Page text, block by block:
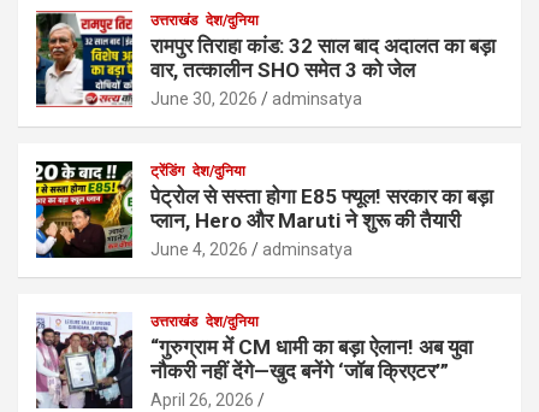
उत्तराखंड देश/दुनिया
रामपुर तिराहा कांड: 32 साल बाद अदालत का बड़ा
वार, तत्कालीन SHO समेत 3 को जेल
June 30, 2026 adminsatya
ट्रेंडिंग देश/दुनिया
पेट्रोल से सस्ता होगा E85 फ्यूल! सरकार का बड़ा
प्लान, Hero और Maruti ने शुरू की तैयारी
June 4, 2026 adminsatya
उत्तराखंड देश/दुनिया
“गुरुग्राम में CM धामी का बड़ा ऐलान! अब युवा
नौकरी नहीं देंगे—खुद बनेंगे ‘जॉब क्रिएटर’”
April 26, 2026